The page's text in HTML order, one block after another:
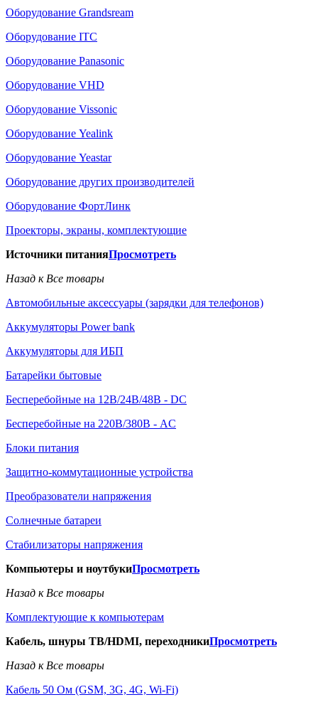
Оборудование Grandsream
Оборудование ITC
Оборудование Panasonic
Оборудование VHD
Оборудование Vissonic
Оборудование Yealink
Оборудование Yeastar
Оборудование других производителей
Оборудование ФортЛинк
Проекторы, экраны, комплектующие
Источники питанияПросмотреть
Назад к Все товары
Автомобильные аксессуары (зарядки для телефонов)
Аккумуляторы Power bank
Аккумуляторы для ИБП
Батарейки бытовые
Бесперебойные на 12В/24В/48В - DC
Бесперебойные на 220В/380В - AC
Блоки питания
Защитно-коммутационные устройства
Преобразователи напряжения
Солнечные батареи
Стабилизаторы напряжения
Компьютеры и ноутбукиПросмотреть
Назад к Все товары
Комплектующие к компьютерам
Кабель, шнуры ТВ/HDMI, переходникиПросмотреть
Назад к Все товары
Кабель 50 Ом (GSM, 3G, 4G, Wi-Fi)